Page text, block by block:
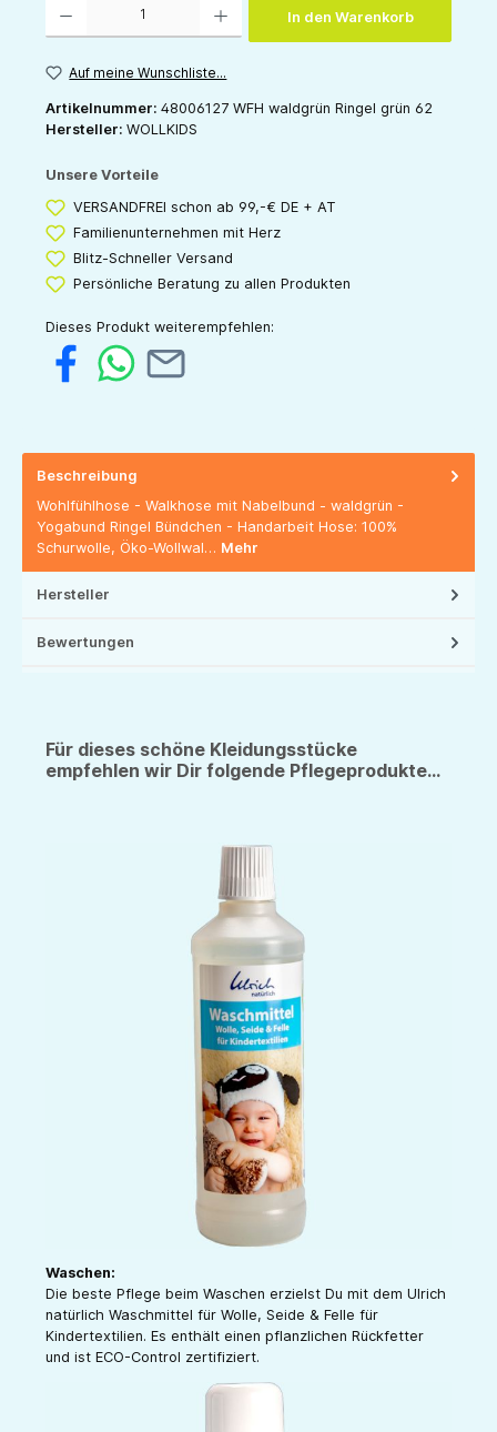
In den Warenkorb
Auf meine Wunschliste...
Artikelnummer: 48006127 WFH waldgrün Ringel grün 62
Hersteller: WOLLKIDS
Unsere Vorteile
VERSANDFREI schon ab 99,-€ DE + AT
Familienunternehmen mit Herz
Blitz-Schneller Versand
Persönliche Beratung zu allen Produkten
Dieses Produkt weiterempfehlen:
Beschreibung
Wohlfühlhose - Walkhose mit Nabelbund - waldgrün -
Yogabund Ringel Bündchen - Handarbeit Hose: 100%
Schurwolle, Öko-Wollwal… Mehr
Hersteller
Bewertungen
Für dieses schöne Kleidungsstücke
empfehlen wir Dir folgende Pflegeprodukte...
Waschen:
Die beste Pflege beim Waschen erzielst Du mit dem Ulrich
natürlich Waschmittel für Wolle, Seide & Felle für
Kindertextilien. Es enthält einen pflanzlichen Rückfetter
und ist ECO-Control zertifiziert.